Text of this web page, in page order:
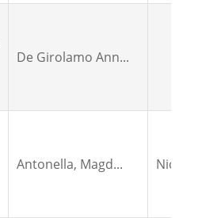
De Girolamo Ann...
Antonella, Magd... Nicola